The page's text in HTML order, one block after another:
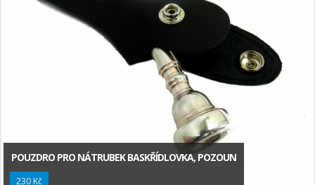
POUZDRO PRO NÁTRUBEK BASKŘÍDLOVKA, POZOUN
230 Kč